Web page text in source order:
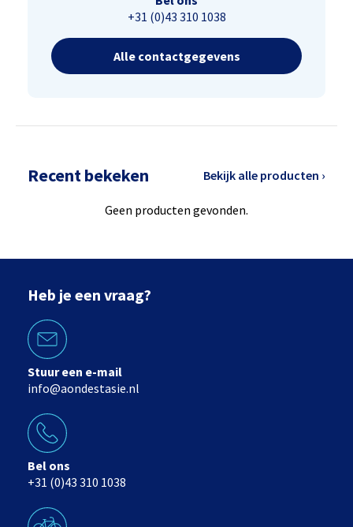
+31 (0)43 310 1038
Alle contactgegevens
Recent bekeken Bekijk alle producten ›
Geen producten gevonden.
Heb je een vraag?
Stuur een e-mail
info@aondestasie.nl
Bel ons
+31 (0)43 310 1038